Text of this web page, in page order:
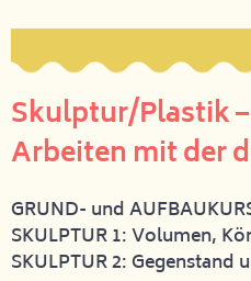
Skulptur/Plastik –
Arbeiten mit der
GRUND- und
SKULPTUR 1: Volumen,
SKULPTUR 2: